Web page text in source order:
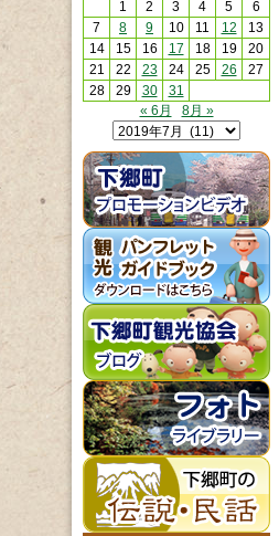
1
2 3 4 5
6
7
8 9 10 11 12
13
14
15 16 17 18 19
20
21
22 23 24 25 26
27
28
29 30
31
« 6月
8月 »